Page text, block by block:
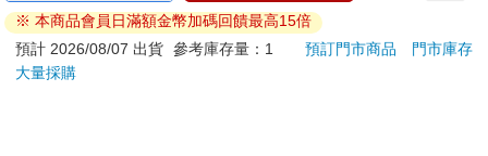
頁內容，是介紹音樂記譜法與基本和聲學規則的。於是他根據這
些學到的規則，開始寫出旋律。而且他發現讀樂譜很有趣，尤其
是莫札特的交響曲，令他為之著迷。但當時他只是讀譜，並不知
道聽起來是什麼樣。顯然，吸引他的只是音符所組成的結構。
若非上列種類商品，均享有到貨7天的猶豫期（含例假
日）。
辦理退換貨時，商品（組合商品恕無法接受單獨退貨）必須
※ 本商品會員日滿額金幣加碼回饋最高15倍
預計 2026/08/07 出貨 參考庫存量：1 預訂門市商品
門市庫存
大量採購